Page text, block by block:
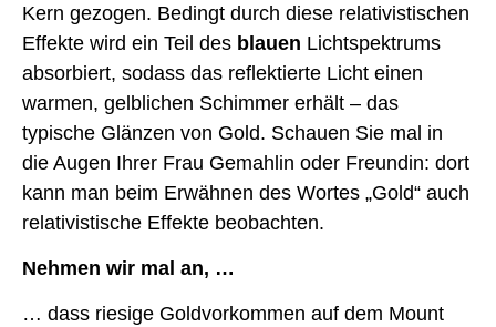
Kern gezogen. Bedingt durch diese relativistischen
Effekte wird ein Teil des blauen Lichtspektrums
absorbiert, sodass das reflektierte Licht einen
warmen, gelblichen Schimmer erhält – das
typische Glänzen von Gold. Schauen Sie mal in
die Augen Ihrer Frau Gemahlin oder Freundin: dort
kann man beim Erwähnen des Wortes „Gold“ auch
relativistische Effekte beobachten.
Nehmen wir mal an, …
… dass riesige Goldvorkommen auf dem Mount